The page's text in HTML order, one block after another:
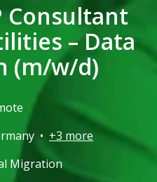
Consultant
– Data
(m/w/d)
• +3 more
Migration